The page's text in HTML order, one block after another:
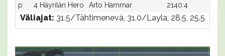
p
4 Häyrilän Hero Arto Hammar 2140:4
Väliajat: 31.5/Tähtimenevä, 31.0/Layla, 28.5, 25.5